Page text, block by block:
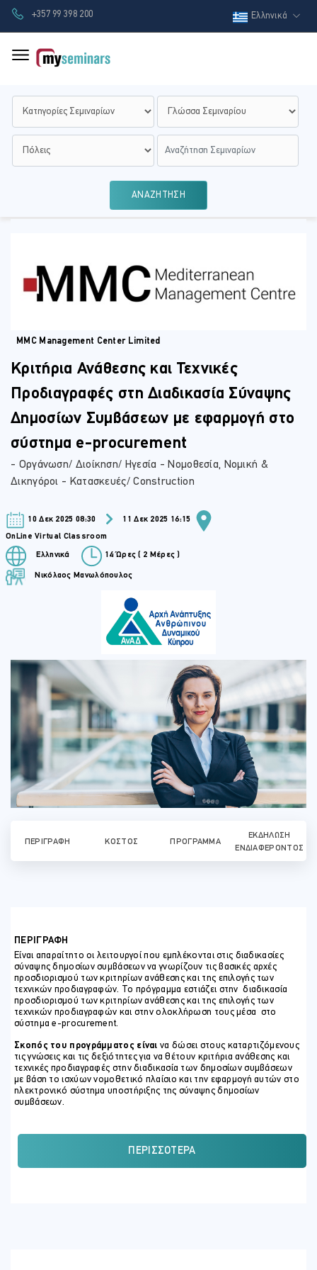
+357 99 398 200 Ελληνικά
ΑΝΑΖΗΤΗΣΗ
MMC Management Center Limited
Κριτήρια Ανάθεσης και Τεχνικές
Προδιαγραφές στη Διαδικασία Σύναψης
Δημοσίων Συμβάσεων με εφαρμογή στο
σύστημα e-procurement
- Οργάνωση/ Διοίκηση/ Ηγεσία - Νομοθεσία, Νομική &
Δικηγόροι - Κατασκευές/ Construction
10 Δεκ 2025 08:30
11 Δεκ 2025 16:15
OnLine Virtual Classroom
Ελληνικά 14 Ώρες ( 2 Μέρες )
Νικόλαος Μανωλόπουλος
ΠΕΡΙΓΡΑΦΉ ΚΌΣΤΟΣ ΠΡΌΓΡΑΜΜΑ
ΕΚΔΉΛΩΣΗ
ΕΝΔΙΑΦΈΡΟΝΤΟΣ
ΠΕΡΙΓΡΑΦΗ
Είναι απαραίτητο οι λειτουργοί που εμπλέκονται στις διαδικασίες
σύναψης δημοσίων συμβάσεων να γνωρίζουν τις βασικές αρχές
προσδιορισμού των κριτηρίων ανάθεσης και της επιλογής των
τεχνικών προδιαγραφών. Το πρόγραμμα εστιάζει στην διαδικασία
προσδιορισμού των κριτηρίων ανάθεσης και της επιλογής των
τεχνικών προδιαγραφών και στην ολοκλήρωση τους μέσα στο
σύστημα e-procurement.
Σκοπός του προγράμματος είναι να δώσει στους καταρτιζόμενους
τις γνώσεις και τις δεξιότητες για να θέτουν κριτήρια ανάθεσης και
τεχνικές προδιαγραφές στην διαδικασία των δημοσίων συμβάσεων
με βάση το ισχύων νομοθετικό πλαίσιο και την εφαρμογή αυτών στο
ηλεκτρονικό σύστημα υποστήριξης της σύναψης δημοσίων
συμβάσεων.
ΣΚΟΠΟΣ ΣΕΜΙΝΑΡΙΟΥ
Με την ολοκλήρωση του σεμιναρίου, οι συμμετέχοντες θα είναι
ΠΕΡΙΣΣΌΤΕΡΑ